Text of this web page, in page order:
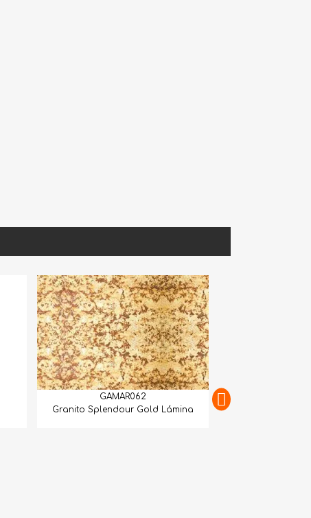
GAMAR062
Granito Splendour Gold Lámina